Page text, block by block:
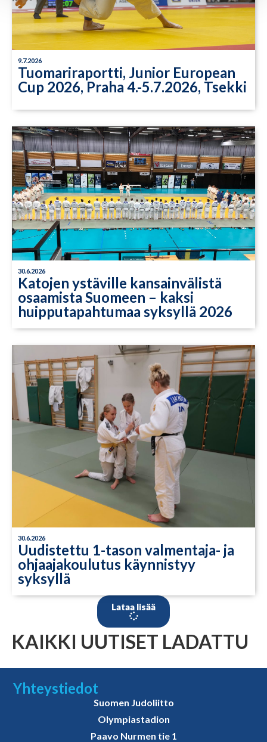
9.7.2026
Tuomariraportti, Junior European
Cup 2026, Praha 4.-5.7.2026, Tsekki
30.6.2026
Katojen ystäville kansainvälistä
osaamista Suomeen – kaksi
huipputapahtumaa syksyllä 2026
30.6.2026
Uudistettu 1-tason valmentaja- ja
ohjaajakoulutus käynnistyy
syksyllä
Lataa lisää
KAIKKI UUTISET LADATTU
Yhteystiedot
Suomen Judoliitto
Olympiastadion
Paavo Nurmen tie 1